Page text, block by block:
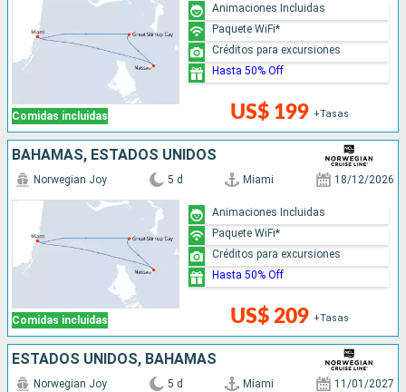
Comidas incluidas US$ 199 +Tasas
Animaciones Incluidas
Paquete WiFi*
Créditos para excursiones
Hasta 50% Off
BAHAMAS, ESTADOS UNIDOS
Comidas incluidas
Norwegian Joy 5 d Miami 18/12/2026
US$ 209 +Tasas
Animaciones Incluidas
Paquete WiFi*
Créditos para excursiones
Hasta 50% Off
ESTADOS UNIDOS, BAHAMAS
Norwegian Joy 5 d Miami 11/01/2027